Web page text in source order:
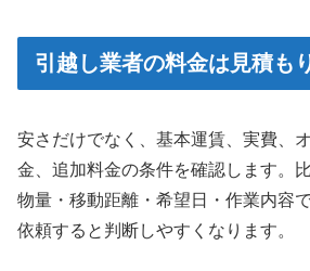
引越し業者の料金は見積も
安さだけでなく、基本運賃、実費、
金、追加料金の条件を確認します。
物量・移動距離・希望日・作業内容
依頼すると判断しやすくなります。